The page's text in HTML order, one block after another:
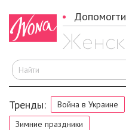
Допомогти
Тренды: Война в Украине
Зимние праздники